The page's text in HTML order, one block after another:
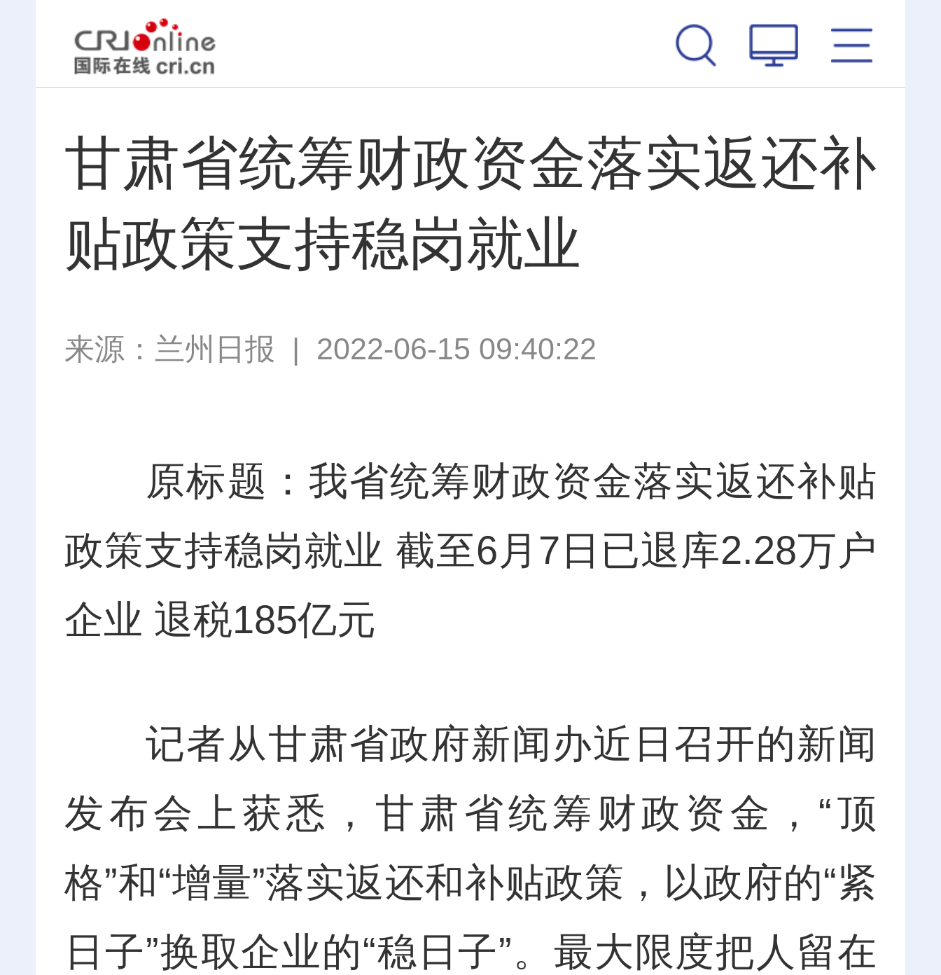
甘肃省统筹财政资金落实返还补
贴政策支持稳岗就业
来源： 兰州日报 | 2022-06-15 09:40:22
原标题：我省统筹财政资金落实返还补贴
政策支持稳岗就业 截至6月7日已退库2.28万户
企业 退税185亿元
记者从甘肃省政府新闻办近日召开的新闻
发布会上获悉，甘肃省统筹财政资金，“顶
格”和“增量”落实返还和补贴政策，以政府的“紧
日子”换取企业的“稳日子”。最大限度把人留在